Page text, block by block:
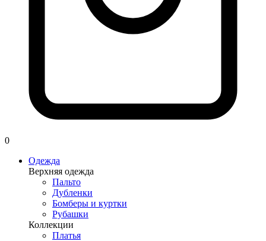
0
Одежда
Верхняя одежда
Пальто
Дубленки
Бомберы и куртки
Рубашки
Коллекции
Платья